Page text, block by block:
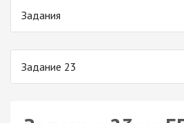
Задания
Задание 23